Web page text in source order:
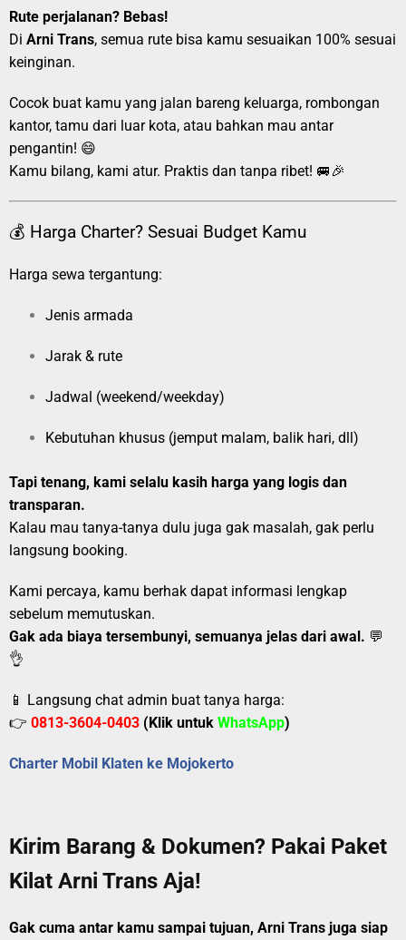
Rute perjalanan? Bebas!
Di Arni Trans, semua rute bisa kamu sesuaikan 100% sesuai
keinginan.
Cocok buat kamu yang jalan bareng keluarga, rombongan
kantor, tamu dari luar kota, atau bahkan mau antar
pengantin! 😄
Kamu bilang, kami atur. Praktis dan tanpa ribet! 🚐🎉
💰 Harga Charter? Sesuai Budget Kamu
Harga sewa tergantung:
Jenis armada
Jarak & rute
Jadwal (weekend/weekday)
Kebutuhan khusus (jemput malam, balik hari, dll)
Tapi tenang, kami selalu kasih harga yang logis dan
transparan.
Kalau mau tanya-tanya dulu juga gak masalah, gak perlu
langsung booking.
Kami percaya, kamu berhak dapat informasi lengkap
sebelum memutuskan.
Gak ada biaya tersembunyi, semuanya jelas dari awal. 💬
👌
📱 Langsung chat admin buat tanya harga:
👉 0813-3604-0403 (Klik untuk WhatsApp)
Charter Mobil Klaten ke Mojokerto
Kirim Barang & Dokumen? Pakai Paket
Kilat Arni Trans Aja!
Gak cuma antar kamu sampai tujuan, Arni Trans juga siap